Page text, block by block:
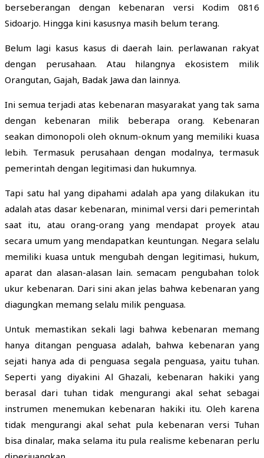
berseberangan dengan kebenaran versi Kodim 0816
Sidoarjo. Hingga kini kasusnya masih belum terang.
Belum lagi kasus kasus di daerah lain. perlawanan rakyat
dengan perusahaan. Atau hilangnya ekosistem milik
Orangutan, Gajah, Badak Jawa dan lainnya.
Ini semua terjadi atas kebenaran masyarakat yang tak sama
dengan kebenaran milik beberapa orang. Kebenaran
seakan dimonopoli oleh oknum-oknum yang memiliki kuasa
lebih. Termasuk perusahaan dengan modalnya, termasuk
pemerintah dengan legitimasi dan hukumnya.
Tapi satu hal yang dipahami adalah apa yang dilakukan itu
adalah atas dasar kebenaran, minimal versi dari pemerintah
saat itu, atau orang-orang yang mendapat proyek atau
secara umum yang mendapatkan keuntungan. Negara selalu
memiliki kuasa untuk mengubah dengan legitimasi, hukum,
aparat dan alasan-alasan lain. semacam pengubahan tolok
ukur kebenaran. Dari sini akan jelas bahwa kebenaran yang
diagungkan memang selalu milik penguasa.
Untuk memastikan sekali lagi bahwa kebenaran memang
hanya ditangan penguasa adalah, bahwa kebenaran yang
sejati hanya ada di penguasa segala penguasa, yaitu tuhan.
Seperti yang diyakini Al Ghazali, kebenaran hakiki yang
berasal dari tuhan tidak mengurangi akal sehat sebagai
instrumen menemukan kebenaran hakiki itu. Oleh karena
tidak mengurangi akal sehat pula kebenaran versi Tuhan
bisa dinalar, maka selama itu pula realisme kebenaran perlu